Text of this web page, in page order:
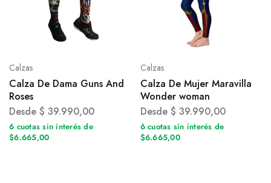
Calzas
Calza De Dama Guns And
Roses
Desde $ 39.990,00
6 cuotas sin interés de
$6.665,00
Calzas
Calza De Mujer Maravilla
Wonder woman
Desde $ 39.990,00
6 cuotas sin interés de
$6.665,00